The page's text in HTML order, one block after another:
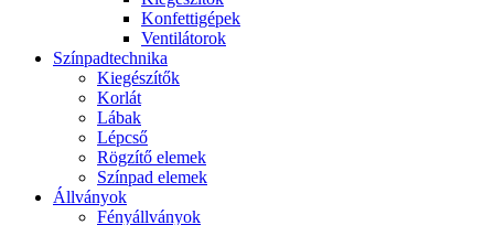
Konfettigépek
Ventilátorok
Színpadtechnika
Kiegészítők
Korlát
Lábak
Lépcső
Rögzítő elemek
Színpad elemek
Állványok
Fényállványok